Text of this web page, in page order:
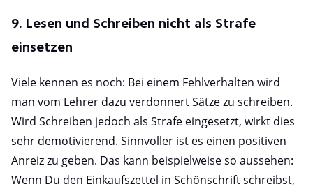
9. Lesen und Schreiben nicht als Strafe
einsetzen
Viele kennen es noch: Bei einem Fehlverhalten wird
man vom Lehrer dazu verdonnert Sätze zu schreiben.
Wird Schreiben jedoch als Strafe eingesetzt, wirkt dies
sehr demotivierend. Sinnvoller ist es einen positiven
Anreiz zu geben. Das kann beispielweise so aussehen:
Wenn Du den Einkaufszettel in Schönschrift schreibst,